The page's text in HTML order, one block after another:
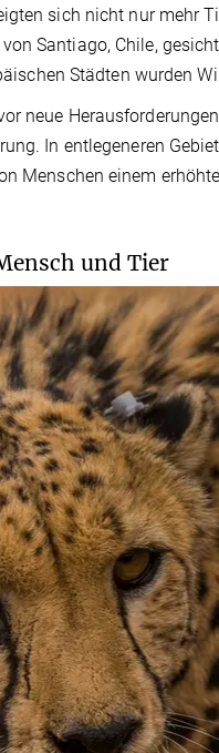
sich nicht nur mehr
Santiago, Chile,
Städten wurden
neue
In entlegeneren
Menschen einem
und Tier